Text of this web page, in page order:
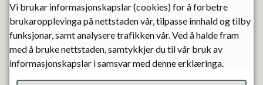
Vi brukar informasjonskapslar (cookies) for å forbetre
brukaropplevinga på nettstaden vår, tilpasse innhald og tilby
funksjonar, samt analysere trafikken vår. Ved å halde fram
med å bruke nettstaden, samtykkjer du til vår bruk av
informasjonskapslar i samsvar med denne erklæringa.